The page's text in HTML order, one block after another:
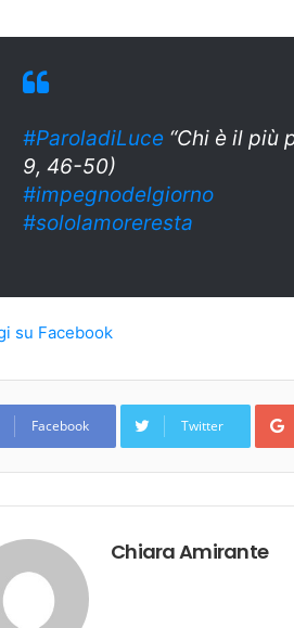
#ParoladiLuce “Chi è il più
9, 46-50)
#impegnodelgiorno
#sololamoreresta
su Facebook
Facebook Twitter
Chiara Amirante